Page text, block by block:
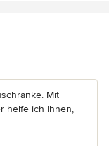
Mit
helfe ich Ihnen,